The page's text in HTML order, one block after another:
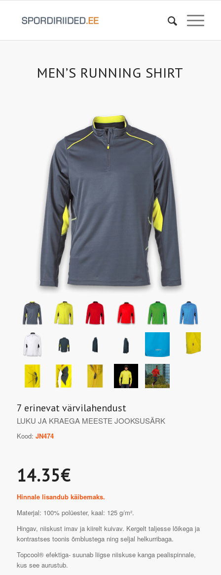
MEN’S RUNNING SHIRT
7 erinevat värvilahendust
LUKU JA KRAEGA MEESTE JOOKSUSÄRK
Kood: JN474
14.35€
Hinnale lisandub käibemaks.
Materjal: 100% polüester, kaal: 125 g/m².
Hingav, niiskust imav ja kiirelt kuivav. Kergelt taljesse lõikega ja
kontrastses toonis õmblustega ning seljal helkurribaga.
Topcool® efektiga- suunab liigse niiskuse kanga pealispinnale,
kus see aurustub.